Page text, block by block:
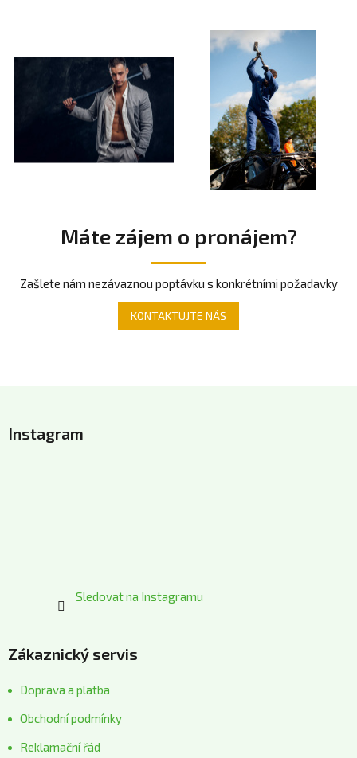
Máte zájem o pronájem?
Zašlete nám nezávaznou poptávku s konkrétními požadavky
KONTAKTUJTE NÁS
pInstagram
Sledovat na Instagramu
Zákaznický servis
Doprava a platba
Obchodní podmínky
Reklamační řád